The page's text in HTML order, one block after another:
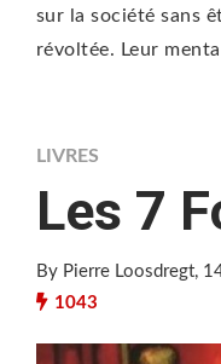
sur la société sans
révoltée. Leur
LIVRES
Les 7
By Pierre Loosdregt,
1043